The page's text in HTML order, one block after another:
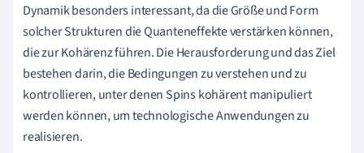
Dynamik besonders interessant, da die Größe und Form
solcher Strukturen die Quanteneffekte verstärken können,
die zur Kohärenz führen. Die Herausforderung und das Ziel
bestehen darin, die Bedingungen zu verstehen und zu
kontrollieren, unter denen Spins kohärent manipuliert
werden können, um technologische Anwendungen zu
realisieren.